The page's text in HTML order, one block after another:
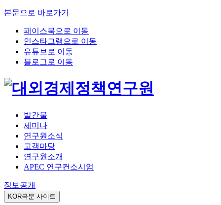
본문으로 바로가기
페이스북으로 이동
인스타그램으로 이동
유튜브로 이동
블로그로 이동
발간물
세미나
연구원소식
고객마당
연구원소개
APEC 연구컨소시엄
정보공개
KOR국문 사이트